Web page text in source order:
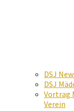
DSJ
DSJ
Vortrag
Verein